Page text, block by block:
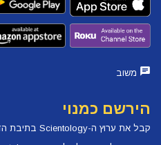
משוב
הירשם כמנוי
קבל את ערוץ ה-Scientology בתיבת הדואר הנכנס שלך